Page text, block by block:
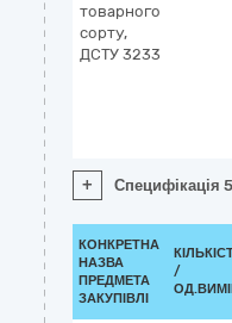
товарного
сорту,
ДСТУ 3233
+ Специфікація
КОНКРЕТНА
НАЗВА
ПРЕДМЕТА
ЗАКУПІВЛІ
/